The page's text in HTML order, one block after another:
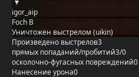
igor_aip
Foch B
Уничтожен выстрелом (uikin)
Произведено выстрелов3
прямых попаданий/пробитий3/0
осколочно-фугасных повреждений0
Нанесение урона0